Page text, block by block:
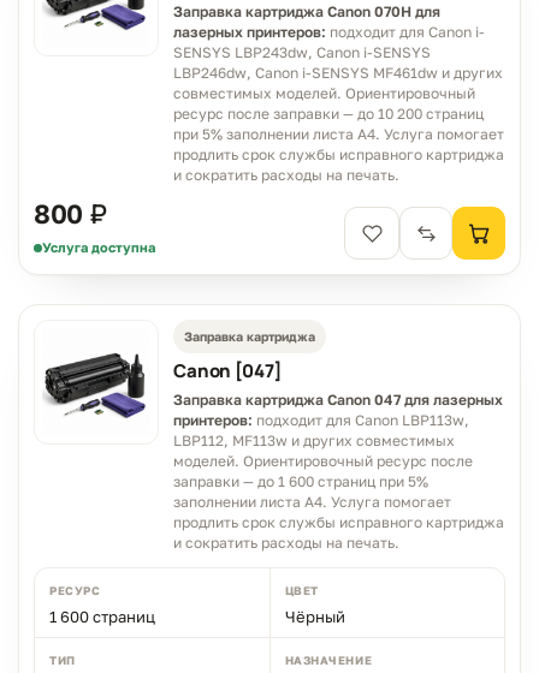
Заправка картриджа Canon 070H для
лазерных принтеров: подходит для Canon i-
SENSYS LBP243dw, Canon i-SENSYS
LBP246dw, Canon i-SENSYS MF461dw и других
совместимых моделей. Ориентировочный
ресурс после заправки — до 10 200 страниц
при 5% заполнении листа A4. Услуга помогает
продлить срок службы исправного картриджа
и сократить расходы на печать.
800 ₽
Услуга доступна
Заправка картриджа
Canon [047]
Заправка картриджа Canon 047 для лазерных
принтеров: подходит для Canon LBP113w,
LBP112, MF113w и других совместимых
моделей. Ориентировочный ресурс после
заправки — до 1 600 страниц при 5%
заполнении листа A4. Услуга помогает
продлить срок службы исправного картриджа
и сократить расходы на печать.
РЕСУРС
1 600 страниц
ЦВЕТ
Чёрный
ТИП НАЗНАЧЕНИЕ